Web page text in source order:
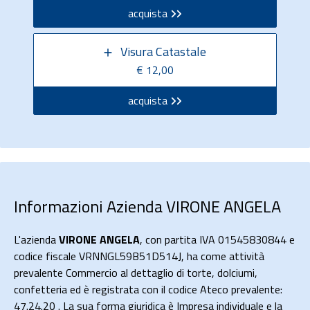
acquista
Visura Catastale
€ 12,00
acquista
Informazioni Azienda VIRONE ANGELA
L'aziendaVIRONE ANGELA, con partita IVA 01545830844 e
codice fiscale VRNNGL59B51D514J, ha come attività
prevalente Commercio al dettaglio di torte, dolciumi,
confetteria ed è registrata con il codice Ateco prevalente:
47.24.20 . La sua forma giuridica è Impresa individuale e la